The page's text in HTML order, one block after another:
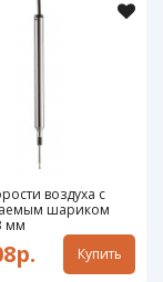
воздуха с
шариком
мм
Купить